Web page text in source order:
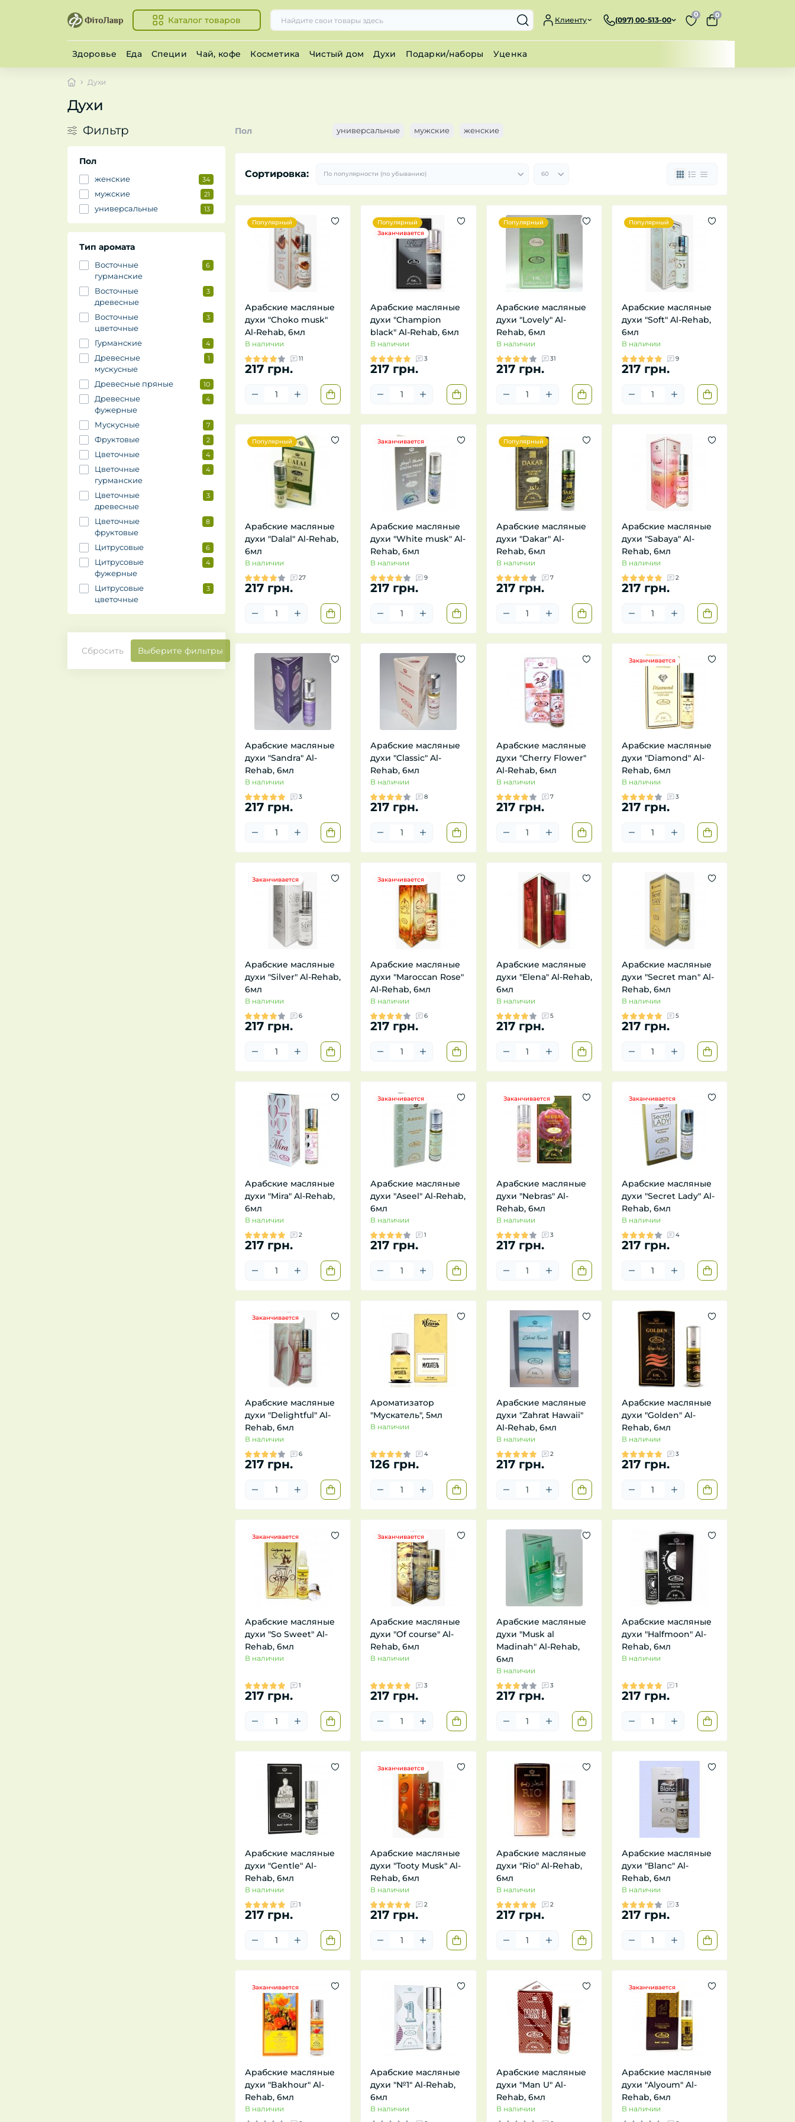
Каталог товаров Клиенту (097) 00-513-00
0 0
Здоровье Еда Специи Чай, кофе Косметика Чистый дом Духи Подарки/наборы Уценка
Духи
Духи
Фильтр
Пол
женские 34
мужские 21
универсальные 13
Тип аромата
Восточные
гурманские
6
Восточные
древесные
3
Восточные
цветочные
3
Гурманские 4
Древесные
мускусные
1
Древесные пряные 10
Древесные
фужерные
4
Мускусные 7
Фруктовые 2
Цветочные 4
Цветочные
гурманские
4
Цветочные
древесные
3
Цветочные
фруктовые
8
Цитрусовые 6
Цитрусовые
фужерные
4
Цитрусовые
цветочные
3
Сбросить Выберите фильтры
Пол универсальные мужские женские
Сортировка:
Популярный
Арабские масляные
духи "Choko musk"
Al-Rehab, 6мл
В наличии
11
217 грн.
Популярный
Заканчивается
Арабские масляные
духи "Champion
blaсk" Al-Rehab, 6мл
В наличии
3
217 грн.
Популярный
Арабские масляные
духи "Lovely" Al-
Rehab, 6мл
В наличии
31
217 грн.
Популярный
Арабские масляные
духи "Soft" Al-Rehab,
6мл
В наличии
9
217 грн.
Популярный
Арабские масляные
духи "Dalal" Al-Rehab,
6мл
В наличии
27
217 грн.
Заканчивается
Арабские масляные
духи "White musk" Al-
Rehab, 6мл
В наличии
9
217 грн.
Популярный
Арабские масляные
духи "Dakar" Al-
Rehab, 6мл
В наличии
7
217 грн.
Арабские масляные
духи "Sabaya" Al-
Rehab, 6мл
В наличии
2
217 грн.
Арабские масляные
духи "Sandra" Al-
Rehab, 6мл
В наличии
3
217 грн.
Арабские масляные
духи "Classic" Al-
Rehab, 6мл
В наличии
8
217 грн.
Арабские масляные
духи "Cherry Flower"
Al-Rehab, 6мл
В наличии
7
217 грн.
Заканчивается
Арабские масляные
духи "Diamond" Al-
Rehab, 6мл
В наличии
3
217 грн.
Заканчивается
Арабские масляные
духи "Silver" Al-Rehab,
6мл
В наличии
6
217 грн.
Заканчивается
Арабские масляные
духи "Maroccan Rose"
Al-Rehab, 6мл
В наличии
6
217 грн.
Арабские масляные
духи "Elena" Al-Rehab,
6мл
В наличии
5
217 грн.
Арабские масляные
духи "Secret man" Al-
Rehab, 6мл
В наличии
5
217 грн.
Арабские масляные
духи "Mira" Al-Rehab,
6мл
В наличии
2
217 грн.
Заканчивается
Арабские масляные
духи "Aseel" Al-Rehab,
6мл
В наличии
1
217 грн.
Заканчивается
Арабские масляные
духи "Nebras" Al-
Rehab, 6мл
В наличии
3
217 грн.
Заканчивается
Арабские масляные
духи "Secret Lady" Al-
Rehab, 6мл
В наличии
4
217 грн.
Заканчивается
Арабские масляные
духи "Delightful" Al-
Rehab, 6мл
В наличии
6
217 грн.
Ароматизатор
"Мускатель", 5мл
В наличии
4
126 грн.
Арабские масляные
духи "Zahrat Hawaii"
Al-Rehab, 6мл
В наличии
2
217 грн.
Арабские масляные
духи "Golden" Al-
Rehab, 6мл
В наличии
3
217 грн.
Заканчивается
Арабские масляные
духи "So Sweet" Al-
Rehab, 6мл
В наличии
1
217 грн.
Заканчивается
Арабские масляные
духи "Of course" Al-
Rehab, 6мл
В наличии
3
217 грн.
Арабские масляные
духи "Musk al
Madinah" Al-Rehab,
6мл
В наличии
3
217 грн.
Арабские масляные
духи "Halfmoon" Al-
Rehab, 6мл
В наличии
1
217 грн.
Арабские масляные
духи "Gentle" Al-
Rehab, 6мл
В наличии
1
217 грн.
Заканчивается
Арабские масляные
духи "Tooty Musk" Al-
Rehab, 6мл
В наличии
2
217 грн.
Арабские масляные
духи "Rio" Al-Rehab,
6мл
В наличии
2
217 грн.
Арабские масляные
духи "Blanc" Al-
Rehab, 6мл
В наличии
3
217 грн.
Заканчивается
Арабские масляные
духи "Bakhour" Al-
Rehab, 6мл
В наличии
Арабские масляные
духи "№1" Al-Rehab,
6мл
В наличии
Арабские масляные
духи "Man U" Al-
Rehab, 6мл
В наличии
Заканчивается
Арабские масляные
духи "Alyoum" Al-
Rehab, 6мл
В наличии